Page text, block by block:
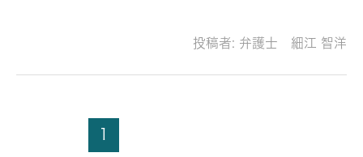
投稿者: 弁護士 細江 智洋